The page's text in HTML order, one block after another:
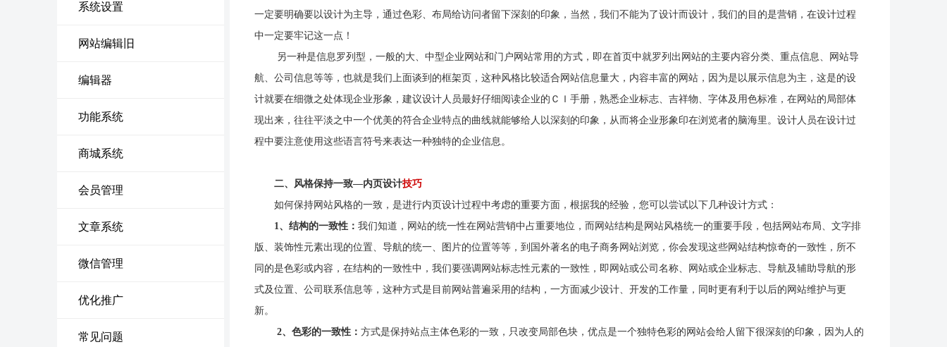
系统设置
网站编辑旧
编辑器
功能系统
商城系统
会员管理
文章系统
微信管理
优化推广
常见问题
一定要明确要以设计为主导，通过色彩、布局给访问者留下深刻的印象，当然，我们不能为了设计而设计，我们的目的是营销，在设计过程
中一定要牢记这一点！
另一种是信息罗列型，一般的大、中型企业网站和门户网站常用的方式，即在首页中就罗列出网站的主要内容分类、重点信息、网站导
航、公司信息等等，也就是我们上面谈到的框架页，这种风格比较适合网站信息量大，内容丰富的网站，因为是以展示信息为主，这是的设
计就要在细微之处体现企业形象，建议设计人员最好仔细阅读企业的ＣＩ手册，熟悉企业标志、吉祥物、字体及用色标准，在网站的局部体
现出来，往往平淡之中一个优美的符合企业特点的曲线就能够给人以深刻的印象，从而将企业形象印在浏览者的脑海里。设计人员在设计过
程中要注意使用这些语言符号来表达一种独特的企业信息。
二、风格保持一致—内页设计技巧
如何保持网站风格的一致，是进行内页设计过程中考虑的重要方面，根据我的经验，您可以尝试以下几种设计方式：
1、结构的一致性： 我们知道，网站的统一性在网站营销中占重要地位，而网站结构是网站风格统一的重要手段，包括网站布局、文字排
版、装饰性元素出现的位置、导航的统一、图片的位置等等，到国外著名的电子商务网站浏览，你会发现这些网站结构惊奇的一致性，所不
同的是色彩或内容，在结构的一致性中，我们要强调网站标志性元素的一致性，即网站或公司名称、网站或企业标志、导航及辅助导航的形
式及位置、公司联系信息等，这种方式是目前网站普遍采用的结构，一方面减少设计、开发的工作量，同时更有利于以后的网站维护与更
新。
2、色彩的一致性： 方式是保持站点主体色彩的一致，只改变局部色块，优点是一个独特色彩的网站会给人留下很深刻的印象，因为人的